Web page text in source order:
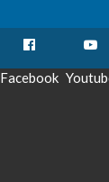
Facebook